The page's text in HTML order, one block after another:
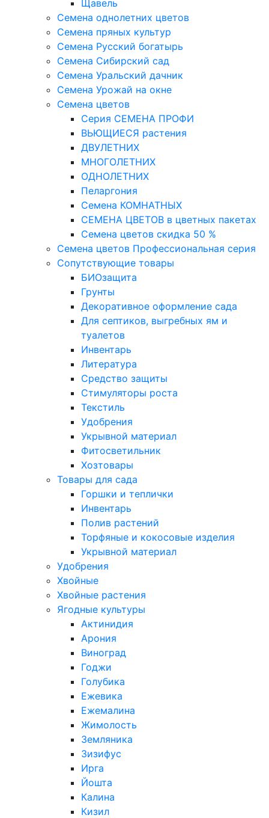
Щавель
Семена однолетних цветов
Семена пряных культур
Семена Русский богатырь
Семена Сибирский сад
Семена Уральский дачник
Семена Урожай на окне
Семена цветов
Cерия CЕМЕНА ПРОФИ
ВЬЮЩИЕСЯ растения
ДВУЛЕТНИХ
МНОГОЛЕТНИХ
ОДНОЛЕТНИХ
Пеларгония
Семена КОМНАТНЫХ
СЕМЕНА ЦВЕТОВ в цветных пакетах
Семена цветов скидка 50 %
Семена цветов Профессиональная серия
Сопутствующие товары
БИОзащита
Грунты
Декоративное оформление сада
Для септиков, выгребных ям и
туалетов
Инвентарь
Литература
Средство защиты
Стимуляторы роста
Текстиль
Удобрения
Укрывной материал
Фитосветильник
Хозтовары
Товары для сада
Горшки и теплички
Инвентарь
Полив растений
Торфяные и кокосовые изделия
Укрывной материал
Удобрения
Хвойные
Хвойные растения
Ягодные культуры
Актинидия
Арония
Виноград
Годжи
Голубика
Ежевика
Ежемалина
Жимолость
Земляника
Зизифус
Ирга
Йошта
Калина
Кизил